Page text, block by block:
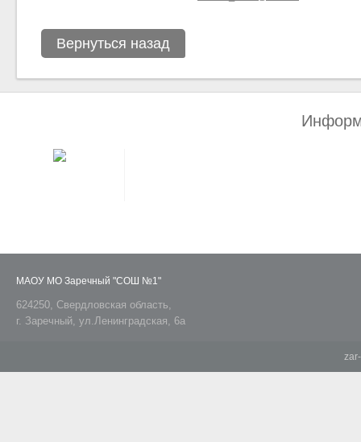
Вернуться назад
МАОУ МО Заречный "СОШ №1"
624250, Свердловская область,
г. Заречный, ул.Ленинградская, 6а